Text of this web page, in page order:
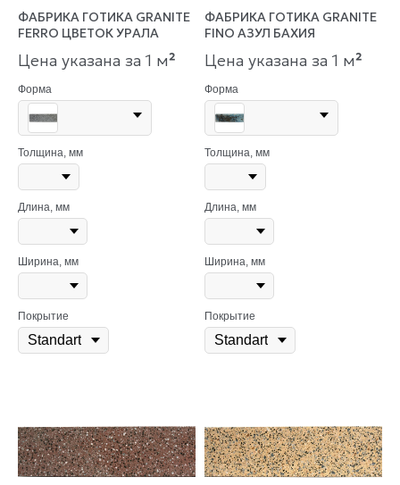
ФАБРИКА ГОТИКА GRANITE
FERRO ЦВЕТОК УРАЛА
Цена указана за 1 м²
Форма
Толщина, мм
Длина, мм
Ширина, мм
Покрытие
ФАБРИКА ГОТИКА GRANITE
FINO АЗУЛ БАХИЯ
Цена указана за 1 м²
Форма
Толщина, мм
Длина, мм
Ширина, мм
Покрытие